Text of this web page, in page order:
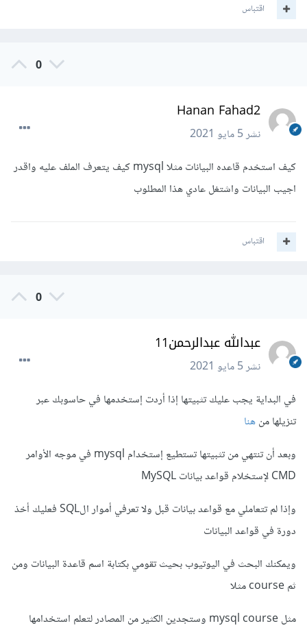
اقتباس
0
Hanan Fahad2
نشر5 مايو 2021
كيف استخدم قاعده البيانات مثلا mysql كيف يتعرف الملف عليه واقدر
اجيب البيانات واشتغل عادي هذا المطلوب
اقتباس
0
عبدالله عبدالرحمن11
نشر5 مايو 2021
في البداية يجب عليك تثبيتها إذا أردت إستخدمها في حاسوبك عبر
تنزيلها منهنا
وبعد أن تنتهي من تثبيتها تستطيع إستخدام mysql في موجه الأوامر
CMD لإستخلام قواعد بيانات MySQL
وإذا لم تتعاملي مع قواعد بيانات قبل ولا تعرفي أموار الSQL فعليك أخذ
دورة في قواعد البيانات
ويمكنك البحث في اليوتيوب بحيث تقومي بكتابة اسم قاعدة البيانات ومن
ثم course مثلا
مثل mysql course وستجدين الكثير من المصادر لتعلم استخدامها